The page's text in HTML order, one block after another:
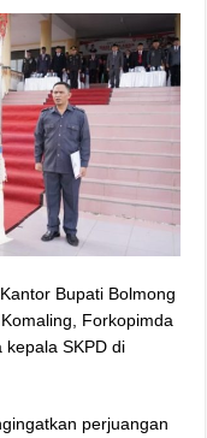
Bupati Bolmong
Forkopimda
kepala SKPD di
perjuangan